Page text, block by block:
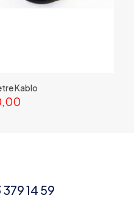
Kablo
14 59